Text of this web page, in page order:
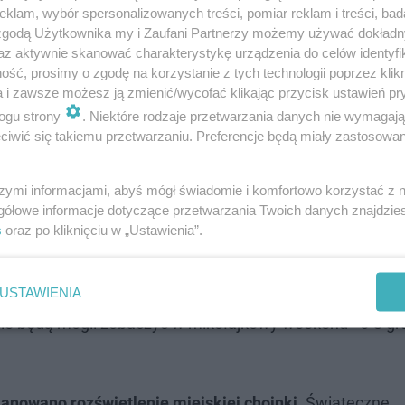
otwarcie w sobotę 23 listopada
wydarzenie. Jak zapowaida storna miasta,
na Starym Rynku. Właśnie tam, stanie
wenecka karuzela. Przypominamy, że wszystkie
Zmagania rzeźbiarzy tworzących w lodzie
będą mogli zobaczyć w mikołajkowy weekend - 6-8
wybór spersonalizowanych treści, pomiar reklam i treści,
Użytkownika my i Zaufani Partnerzy możemy używać
aktywnie skanować charakterystykę urządzenia do celów
prosimy o zgodę na korzystanie z tych technologii poprzez
i zawsze możesz ją zmienić/wycofać klikając przycisk ustawień
strony
. Niektóre rodzaje przetwarzania danych nie
się takiemu przetwarzaniu. Preferencje będą miały
informacjami, abyś mógł świadomie i komfortowo korzystać z
informacje dotyczące przetwarzania Twoich danych
oraz po kliknięciu w „Ustawienia”.
USTAWIENIA